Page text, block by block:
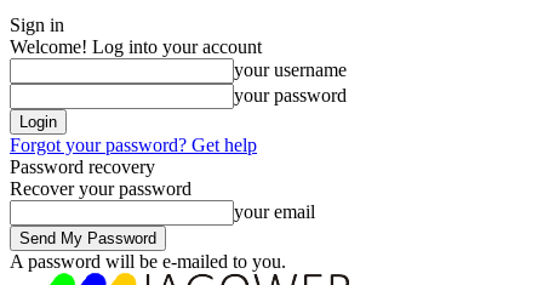
Sign in
Welcome! Log into your account
your username
your password
Forgot your password? Get help
Password recovery
Recover your password
your email
A password will be e-mailed to you.